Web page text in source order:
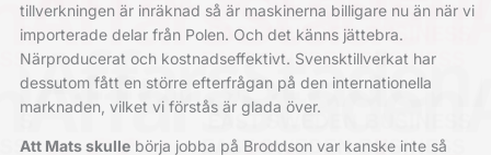
tillverkningen är inräknad så är maskinerna billigare nu än när vi
importerade delar från Polen. Och det känns jättebra.
Närproducerat och kostnadseffektivt. Svensktillverkat har
dessutom fått en större efterfrågan på den internationella
marknaden, vilket vi förstås är glada över.
Att Mats skullebörja jobba på Broddson var kanske inte så